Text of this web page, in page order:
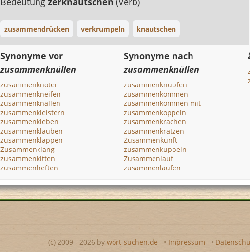
zusammendrücken verkrumpeln knautschen
Synonyme vor
zusammenknüllen
zusammenknoten
zusammenkneifen
zusammenknallen
zusammenkleistern
zusammenkleben
zusammenklauben
zusammenklappen
Zusammenklang
zusammenkitten
zusammenheften
Synonyme nach
zusammenknüllen
zusammenknüpfen
zusammenkommen
zusammenkommen mit
zusammenkoppeln
zusammenkrachen
zusammenkratzen
Zusammenkunft
zusammenkuppeln
Zusammenlauf
zusammenlaufen
(c) 2009 - 2026 by wort-suchen.de • Impressum •